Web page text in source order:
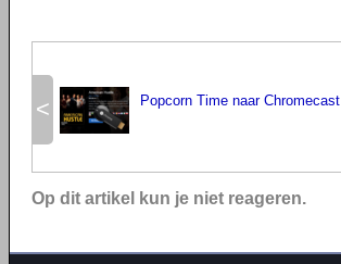
< Popcorn Time naar Chromecast
Op dit artikel kun je niet reageren.